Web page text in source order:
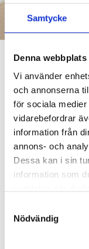
Samtycke
Denna
Vi använder
och annonserna
för sociala
vidarebefordrar
information från
annons- och
Dessa kan i sin
information som
Nödvändig
ALLA NYHETER
BESTÄLL VÅRT
Upplev VR
Raseborg
Vi deltar återigen i
vecka. Vi finns i